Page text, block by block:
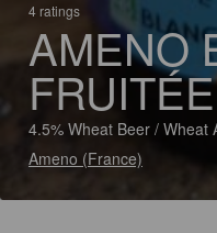
4 ratings
AMENO
FRUITÉE
4.5% Wheat Beer / Wheat
Ameno (France)